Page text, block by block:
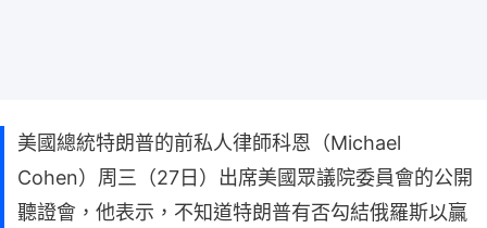
美國總統特朗普的前私人律師科恩（Michael
Cohen）周三（27日）出席美國眾議院委員會的公開
聽證會，他表示，不知道特朗普有否勾結俄羅斯以贏